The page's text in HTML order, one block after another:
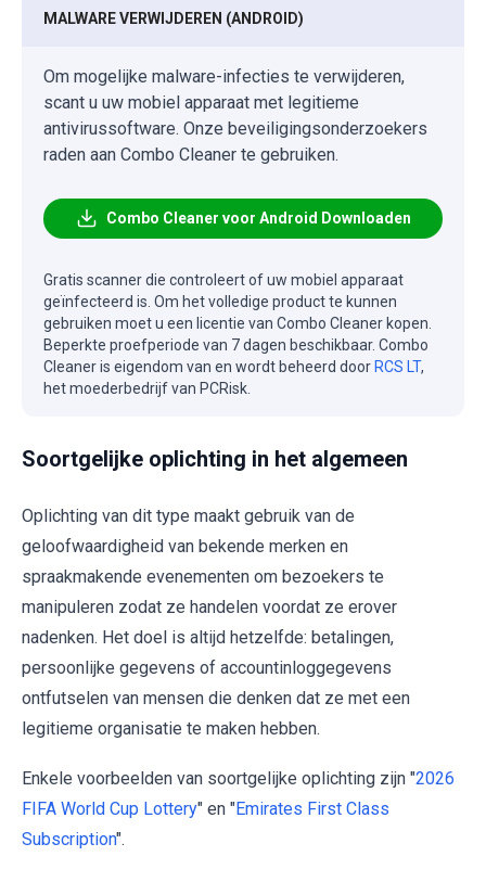
MALWARE VERWIJDEREN (ANDROID)
Om mogelijke malware-infecties te verwijderen,
scant u uw mobiel apparaat met legitieme
antivirussoftware. Onze beveiligingsonderzoekers
raden aan Combo Cleaner te gebruiken.
Combo Cleaner voor Android Downloaden
Gratis scanner die controleert of uw mobiel apparaat
geïnfecteerd is. Om het volledige product te kunnen
gebruiken moet u een licentie van Combo Cleaner kopen.
Beperkte proefperiode van 7 dagen beschikbaar. Combo
Cleaner is eigendom van en wordt beheerd door RCS LT,
het moederbedrijf van PCRisk.
Soortgelijke oplichting in het algemeen
Oplichting van dit type maakt gebruik van de
geloofwaardigheid van bekende merken en
spraakmakende evenementen om bezoekers te
manipuleren zodat ze handelen voordat ze erover
nadenken. Het doel is altijd hetzelfde: betalingen,
persoonlijke gegevens of accountinloggegevens
ontfutselen van mensen die denken dat ze met een
legitieme organisatie te maken hebben.
Enkele voorbeelden van soortgelijke oplichting zijn "2026
FIFA World Cup Lottery" en "Emirates First Class
Subscription".